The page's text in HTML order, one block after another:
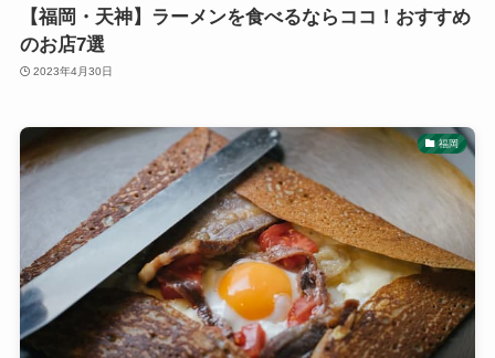
【福岡・天神】ラーメンを食べるならココ！おすすめ
のお店7選
2023年4月30日
福岡